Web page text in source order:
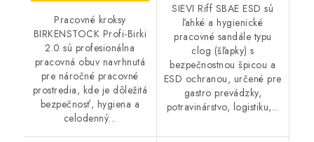
Pracovné kroksy
BIRKENSTOCK Profi-Birki
2.0 sú profesionálna
pracovná obuv navrhnutá
pre náročné pracovné
prostredia, kde je dôležitá
bezpečnosť, hygiena a
celodenný...
SIEVI Riff SBAE ESD sú
ľahké a hygienické
pracovné sandále typu
clog (šľapky) s
bezpečnostnou špicou a
ESD ochranou, určené pre
gastro prevádzky,
potravinárstvo, logistiku,...